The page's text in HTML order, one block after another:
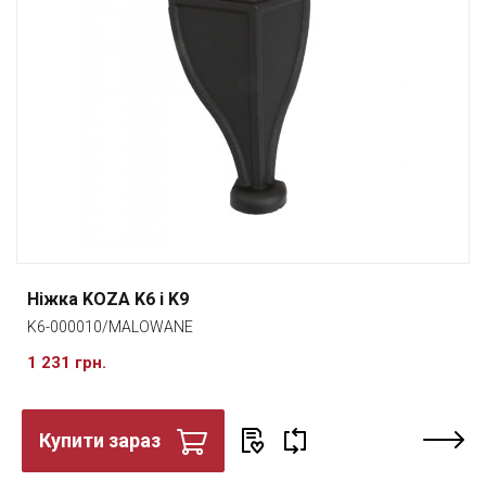
Ніжка KOZA K6 і K9
K6-000010/MALOWANE
1 231 грн.
Купити зараз